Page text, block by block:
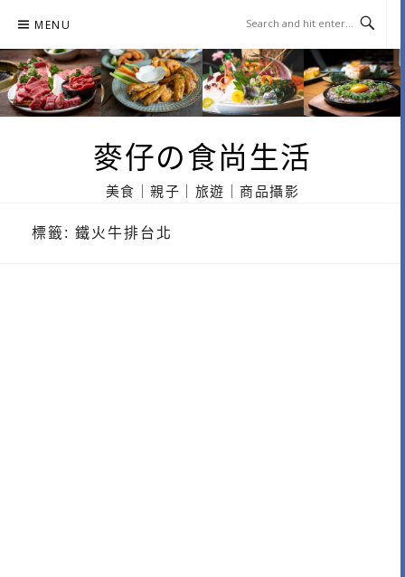
content
MENU
麥仔の食尚生活
美食｜親子｜旅遊｜商品攝影
標籤: 鐵火牛排台北